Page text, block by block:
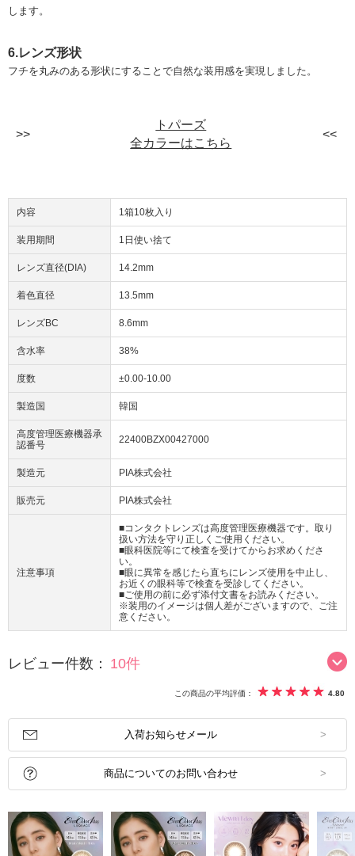
します。
6.レンズ形状
フチを丸みのある形状にすることで自然な装用感を実現しました。
トパーズ
全カラーはこちら
内容 1箱10枚入り
装用期間 1日使い捨て
レンズ直径(DIA) 14.2mm
着色直径 13.5mm
レンズBC 8.6mm
含水率 38%
度数 ±0.00-10.00
製造国 韓国
高度管理医療機器承
認番号
22400BZX00427000
製造元 PIA株式会社
販売元 PIA株式会社
注意事項
■コンタクトレンズは高度管理医療機器です。取り
扱い方法を守り正しくご使用ください。
■眼科医院等にて検査を受けてからお求めくださ
い。
■眼に異常を感じたら直ちにレンズ使用を中止し、
お近くの眼科等で検査を受診してください。
■ご使用の前に必ず添付文書をお読みください。
※装用のイメージは個人差がございますので、ご注
意ください。
レビュー件数： 10件
この商品の平均評価： 4.80
入荷お知らせメール
商品についてのお問い合わせ